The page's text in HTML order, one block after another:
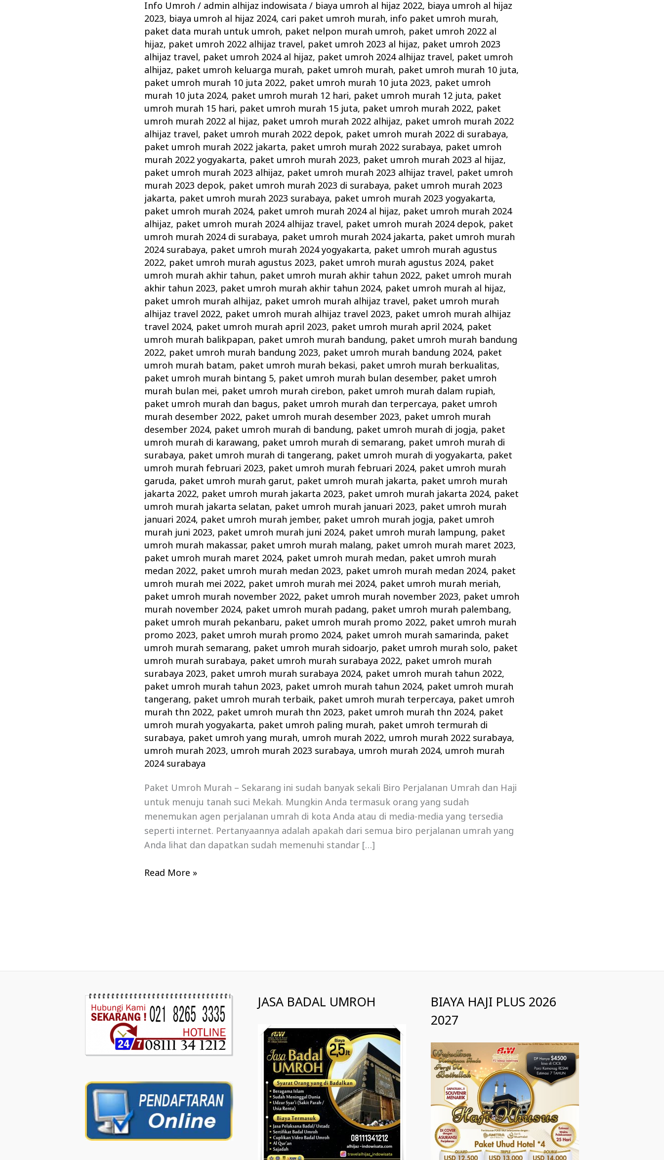
Info Umroh / admin alhijaz indowisata/ biaya umroh al hijaz 2022, biaya umroh al hijaz
2023, biaya umroh al hijaz 2024, cari paket umroh murah, info paket umroh murah,
paket data murah untuk umroh, paket nelpon murah umroh, paket umroh 2022 al
hijaz, paket umroh 2022 alhijaz travel, paket umroh 2023 al hijaz, paket umroh 2023
alhijaz travel, paket umroh 2024 al hijaz, paket umroh 2024 alhijaz travel, paket umroh
alhijaz, paket umroh keluarga murah, paket umroh murah, paket umroh murah 10 juta,
paket umroh murah 10 juta 2022, paket umroh murah 10 juta 2023, paket umroh
murah 10 juta 2024, paket umroh murah 12 hari, paket umroh murah 12 juta, paket
umroh murah 15 hari, paket umroh murah 15 juta, paket umroh murah 2022, paket
umroh murah 2022 al hijaz, paket umroh murah 2022 alhijaz, paket umroh murah 2022
alhijaz travel, paket umroh murah 2022 depok, paket umroh murah 2022 di surabaya,
paket umroh murah 2022 jakarta, paket umroh murah 2022 surabaya, paket umroh
murah 2022 yogyakarta, paket umroh murah 2023, paket umroh murah 2023 al hijaz,
paket umroh murah 2023 alhijaz, paket umroh murah 2023 alhijaz travel, paket umroh
murah 2023 depok, paket umroh murah 2023 di surabaya, paket umroh murah 2023
jakarta, paket umroh murah 2023 surabaya, paket umroh murah 2023 yogyakarta,
paket umroh murah 2024, paket umroh murah 2024 al hijaz, paket umroh murah 2024
alhijaz, paket umroh murah 2024 alhijaz travel, paket umroh murah 2024 depok, paket
umroh murah 2024 di surabaya, paket umroh murah 2024 jakarta, paket umroh murah
2024 surabaya, paket umroh murah 2024 yogyakarta, paket umroh murah agustus
2022, paket umroh murah agustus 2023, paket umroh murah agustus 2024, paket
umroh murah akhir tahun, paket umroh murah akhir tahun 2022, paket umroh murah
akhir tahun 2023, paket umroh murah akhir tahun 2024, paket umroh murah al hijaz,
paket umroh murah alhijaz, paket umroh murah alhijaz travel, paket umroh murah
alhijaz travel 2022, paket umroh murah alhijaz travel 2023, paket umroh murah alhijaz
travel 2024, paket umroh murah april 2023, paket umroh murah april 2024, paket
umroh murah balikpapan, paket umroh murah bandung, paket umroh murah bandung
2022, paket umroh murah bandung 2023, paket umroh murah bandung 2024, paket
umroh murah batam, paket umroh murah bekasi, paket umroh murah berkualitas,
paket umroh murah bintang 5, paket umroh murah bulan desember, paket umroh
murah bulan mei, paket umroh murah cirebon, paket umroh murah dalam rupiah,
paket umroh murah dan bagus, paket umroh murah dan terpercaya, paket umroh
murah desember 2022, paket umroh murah desember 2023, paket umroh murah
desember 2024, paket umroh murah di bandung, paket umroh murah di jogja, paket
umroh murah di karawang, paket umroh murah di semarang, paket umroh murah di
surabaya, paket umroh murah di tangerang, paket umroh murah di yogyakarta, paket
umroh murah februari 2023, paket umroh murah februari 2024, paket umroh murah
garuda, paket umroh murah garut, paket umroh murah jakarta, paket umroh murah
jakarta 2022, paket umroh murah jakarta 2023, paket umroh murah jakarta 2024, paket
umroh murah jakarta selatan, paket umroh murah januari 2023, paket umroh murah
januari 2024, paket umroh murah jember, paket umroh murah jogja, paket umroh
murah juni 2023, paket umroh murah juni 2024, paket umroh murah lampung, paket
umroh murah makassar, paket umroh murah malang, paket umroh murah maret 2023,
paket umroh murah maret 2024, paket umroh murah medan, paket umroh murah
medan 2022, paket umroh murah medan 2023, paket umroh murah medan 2024, paket
umroh murah mei 2022, paket umroh murah mei 2024, paket umroh murah meriah,
paket umroh murah november 2022, paket umroh murah november 2023, paket umroh
murah november 2024, paket umroh murah padang, paket umroh murah palembang,
paket umroh murah pekanbaru, paket umroh murah promo 2022, paket umroh murah
promo 2023, paket umroh murah promo 2024, paket umroh murah samarinda, paket
umroh murah semarang, paket umroh murah sidoarjo, paket umroh murah solo, paket
umroh murah surabaya, paket umroh murah surabaya 2022, paket umroh murah
surabaya 2023, paket umroh murah surabaya 2024, paket umroh murah tahun 2022,
paket umroh murah tahun 2023, paket umroh murah tahun 2024, paket umroh murah
tangerang, paket umroh murah terbaik, paket umroh murah terpercaya, paket umroh
murah thn 2022, paket umroh murah thn 2023, paket umroh murah thn 2024, paket
umroh murah yogyakarta, paket umroh paling murah, paket umroh termurah di
surabaya, paket umroh yang murah, umroh murah 2022, umroh murah 2022 surabaya,
umroh murah 2023, umroh murah 2023 surabaya, umroh murah 2024, umroh murah
2024 surabaya
Paket Umroh Murah – Sekarang ini sudah banyak sekali Biro Perjalanan Umrah dan Haji
untuk menuju tanah suci Mekah. Mungkin Anda termasuk orang yang sudah
menemukan agen perjalanan umrah di kota Anda atau di media-media yang tersedia
seperti internet. Pertanyaannya adalah apakah dari semua biro perjalanan umrah yang
Anda lihat dan dapatkan sudah memenuhi standar […]
Read More »
JASA BADAL UMROH
BIAYA HAJI PLUS 2026
2027